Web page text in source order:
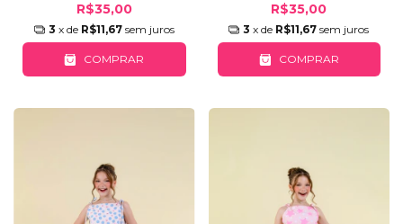
R$35,00
3 x de R$11,67 sem juros
COMPRAR
R$35,00
3 x de R$11,67 sem juros
COMPRAR